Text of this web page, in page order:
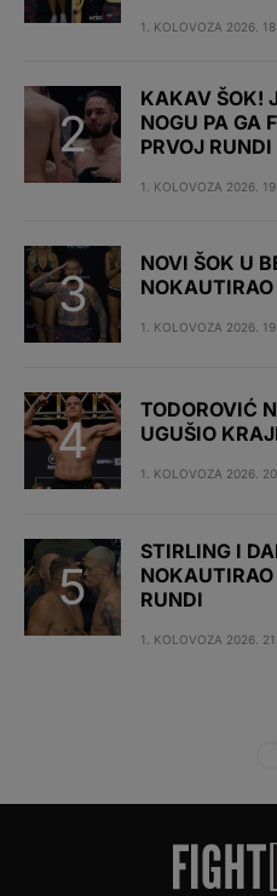
1. KOLOVOZA 2026.
KAKAV ŠOK!
NOGU PA GA
PRVOJ RUNDI
1. KOLOVOZA 2026.
NOVI ŠOK U
NOKAUTIRAO
1. KOLOVOZA 2026.
TODOROVIĆ
UGUŠIO
1. KOLOVOZA 2026.
STIRLING I
RUNDI
1. KOLOVOZA 2026.